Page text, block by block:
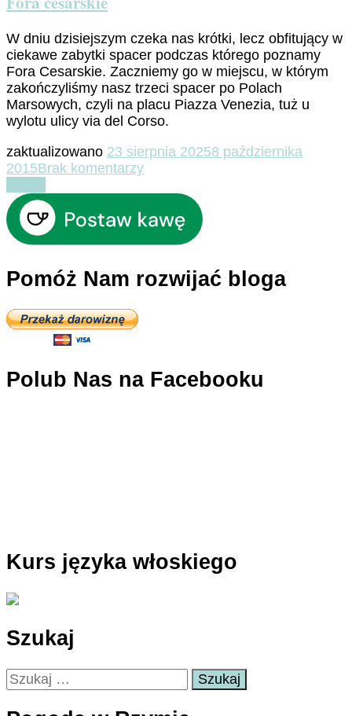
W dniu dzisiejszym czeka nas krótki, lecz obfitujący w
ciekawe zabytki spacer podczas którego poznamy
Fora Cesarskie. Zaczniemy go w miejscu, w którym
zakończyliśmy nasz trzeci spacer po Polach
Marsowych, czyli na placu Piazza Venezia, tuż u
wylotu ulicy via del Corso.
zaktualizowano 23 sierpnia 20258 października
2015Brak komentarzydo
cesarskie
Pomóż Nam rozwijać bloga
Polub Nas na Facebooku
Kurs języka włoskiego
Szukaj
Szukaj: